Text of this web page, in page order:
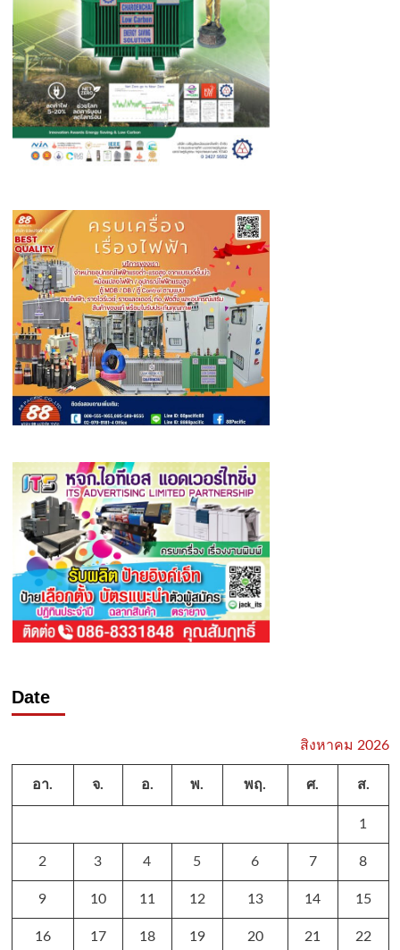
Date
สิงหาคม 2026
อา. จ. อ. พ. พฤ. ศ. ส.
1
2 3 4 5 6 7 8
9 10 11 12 13 14 15
16 17 18 19 20 21 22